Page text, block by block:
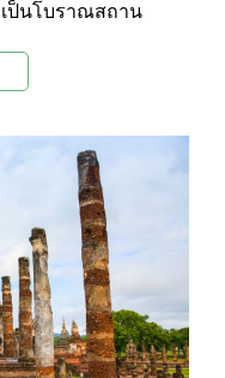
ป็นโบราณสถาน
ศิลปะลพบุรี ซึ่งเป็น